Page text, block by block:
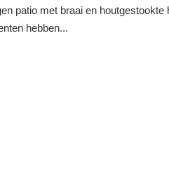
patio met braai en
hebben...